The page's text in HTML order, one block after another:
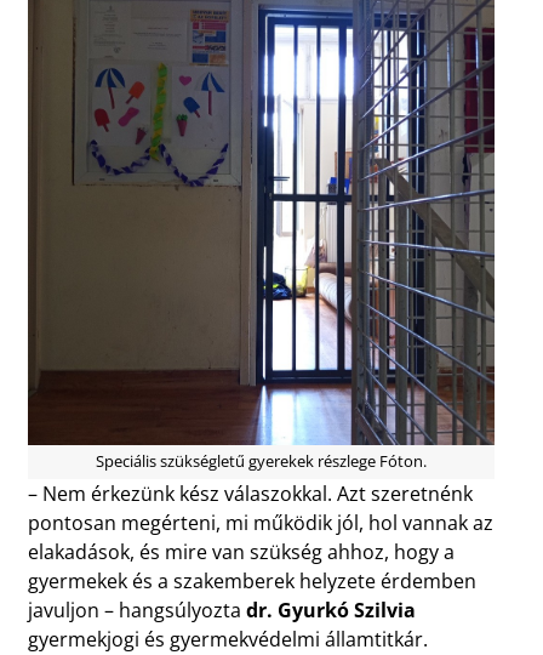
Speciális szükségletű gyerekek részlege Fóton.
– Nem érkezünk kész válaszokkal. Azt szeretnénk
pontosan megérteni, mi működik jól, hol vannak az
elakadások, és mire van szükség ahhoz, hogy a
gyermekek és a szakemberek helyzete érdemben
javuljon – hangsúlyozta dr. Gyurkó Szilvia
gyermekjogi és gyermekvédelmi államtitkár.